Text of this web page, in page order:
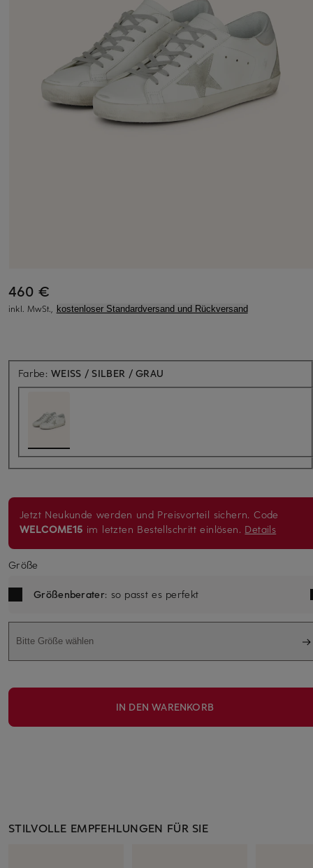
460 €
inkl. MwSt., kostenloser Standardversand und Rückversand
Farbe:WEISS / SILBER / GRAU
Jetzt Neukunde werden und Preisvorteil sichern. Code
WELCOME15 im letzten Bestellschritt einlösen. Details
Größe
Größenberater: so passt es perfekt
Bitte Größe wählen
IN DEN WARENKORB
STILVOLLE EMPFEHLUNGEN FÜR SIE